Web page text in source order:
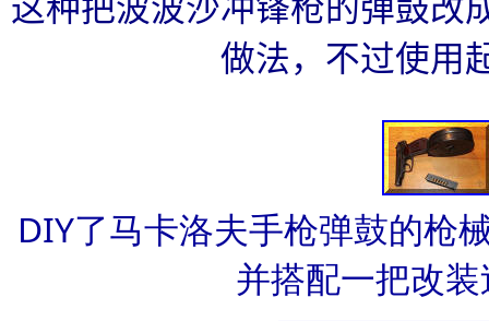
做法，不过使用
DIY了马卡洛夫手枪弹鼓的枪
并搭配一把改